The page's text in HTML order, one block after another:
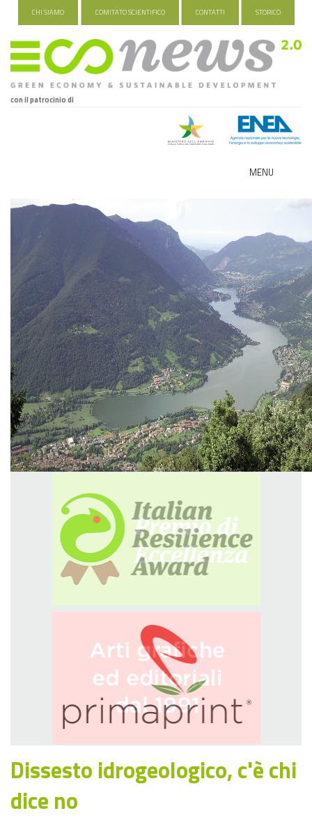
CHI SIAMO COMITATO SCIENTIFICO CONTATTI STORICO
con il patrocinio di
MENU
ECO-NOMY
INDUSTRIA VERDE
HEALTH&WELLNESS
GREEN TECH
GLOCAL
ECO-EVENTI
ECOINCENTRIAMOCI
Dissesto idrogeologico, c'è chi
dice no